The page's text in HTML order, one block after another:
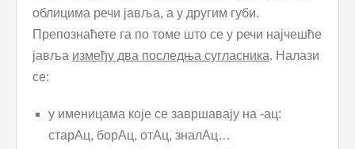
облицима речи јавља, а у другим губи.
Препознаћете га по томе што се у речи најчешће
јавља између два последња сугласника. Налази
се:
у именицама које се завршавају на -ац:
старАц, борАц, отАц, зналАц…